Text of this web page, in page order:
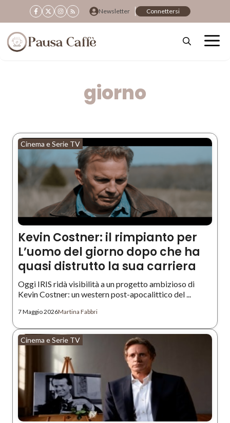
al
contenuto
Newsletter Connettersi
giorno
Cinema e Serie TV
Kevin Costner: il rimpianto per
L’uomo del giorno dopo che ha
quasi distrutto la sua carriera
Oggi IRIS ridà visibilità a un progetto ambizioso di
Kevin Costner: un western post-apocalittico del ...
7 Maggio 2026Martina Fabbri
Cinema e Serie TV